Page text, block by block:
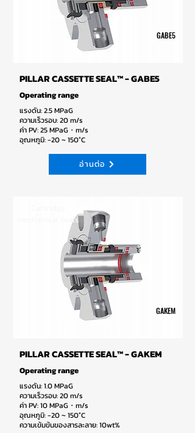
GABE5
PILLAR CASSETTE SEAL™ - GABE5
Operating range
แรงดัน: 2.5 MPaG
ความเร็วรอบ: 20 m/s
ค่า PV: 25 MPaG・m/s
อุณหภูมิ: -20 ~ 150°C
อ่านต่อ
mechanical seals
GAKEM
PILLAR CASSETTE SEAL™ - GAKEM
Operating range
แรงดัน: 1.0 MPaG
ความเร็วรอบ: 20 m/s
ค่า PV: 10 MPaG・m/s
อุณหภูมิ: -20 ~ 150°C
ความเข้มข้นของสารละลาย: 10wt%